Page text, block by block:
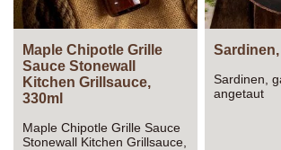
Maple Chipotle Grille
Sauce Stonewall
Kitchen Grillsauce,
330ml
Maple Chipotle Grille Sauce
Stonewall Kitchen Grillsauce,
Sardinen,
angetaut